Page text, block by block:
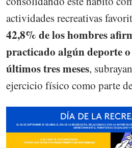
actividades recreativas
42,8% de los hombres
practicado algún deporte
últimos tres meses,
ejercicio físico como parte